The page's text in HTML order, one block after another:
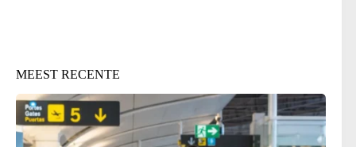
MEEST RECENTE